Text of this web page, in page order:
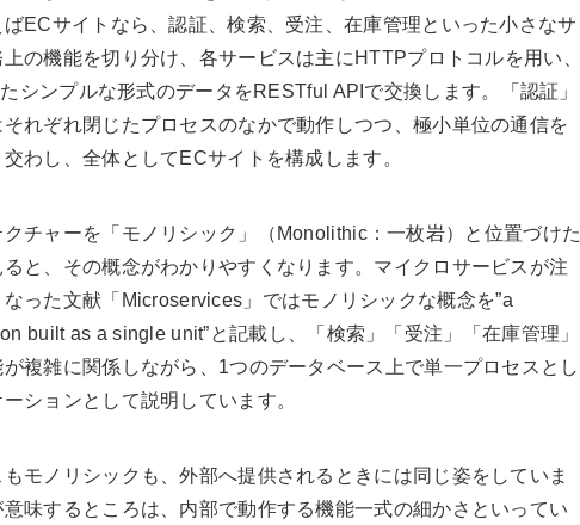
ECサイトなら、認証、検索、受注、在庫管理といった小さなサ
の機能を切り分け、各サービスは主にHTTPプロトコルを用い、
シンプルな形式のデータをRESTful APIで交換します。「認証」
それぞれ閉じたプロセスのなかで動作しつつ、極小単位の通信を
わし、全体としてECサイトを構成します。
チャーを「モノリシック」（Monolithic：一枚岩）と位置づけた
と、その概念がわかりやすくなります。マイクロサービスが注
った文献「Microservices」ではモノリシックな概念を”a
built as a single unit”と記載し、「検索」「受注」「在庫管理」
複雑に関係しながら、1つのデータベース上で単一プロセスとし
ションとして説明しています。
モノリシックも、外部へ提供されるときには同じ姿をしていま
味するところは、内部で動作する機能一式の細かさといってい